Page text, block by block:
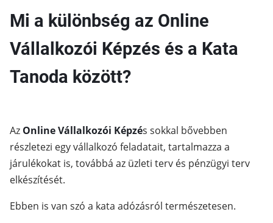
Mi a különbség az Online
Vállalkozói Képzés és a Kata
Tanoda között?
Az Online Vállalkozói Képzés sokkal bővebben
részletezi egy vállalkozó feladatait, tartalmazza a
járulékokat is, továbbá az üzleti terv és pénzügyi terv
elkészítését.
Ebben is van szó a kata adózásról természetesen.